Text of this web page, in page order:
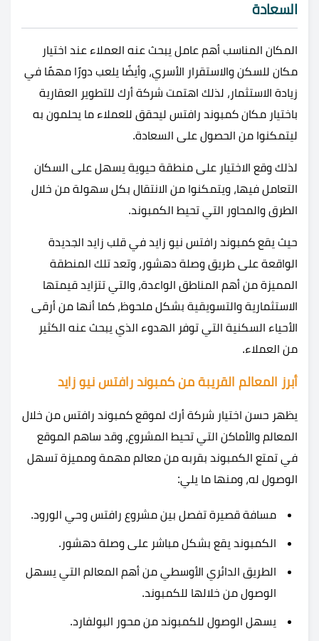
السعادة
المكان المناسب أهم عامل يبحث عنه العملاء عند اختيار
مكان للسكن والاستقرار الأسري، وأيضًا يلعب دورًا مهمًا في
زيادة الاستثمار، لذلك اهتمت شركة أرك للتطوير العقارية
باختيار مكان كمبوند رافتس ليحقق للعملاء ما يحلمون به
ليتمكنوا من الحصول على السعادة.
لذلك وقع الاختيار على منطقة حيوية يسهل على السكان
التعامل فيها، ويتمكنوا من الانتقال بكل سهولة من خلال
الطرق والمحاور التي تحيط الكمبوند.
حيث يقع كمبوند رافتس نيو زايد في قلب زايد الجديدة
الواقعة على طريق وصلة دهشور، وتعد تلك المنطقة
المميزة من أهم المناطق الواعدة، والتي تتزايد قيمتها
الاستثمارية والتسويقية بشكل ملحوظ، كما أنها من أرقى
الأحياء السكنية التي توفر الهدوء الذي يبحث عنه الكثير
من العملاء.
أبرز المعالم القريبة من كمبوند رافتس نيو زايد
يظهر حسن اختيار شركة أرك لموقع كمبوند رافتس من خلال
المعالم والأماكن التي تحيط المشروع، وقد ساهم الموقع
في تمتع الكمبوند بقربه من معالم مهمة ومميزة تسهل
الوصول له، ومنها ما يلي:
مسافة قصيرة تفصل بين مشروع رافتس وحي الورود.
الكمبوند يقع بشكل مباشر على وصلة دهشور.
الطريق الدائري الأوسطي من أهم المعالم التي يسهل
الوصول من خلالها للكمبوند.
يسهل الوصول للكمبوند من محور البولفارد.